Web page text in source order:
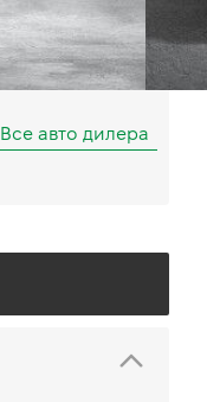
Все авто дилера